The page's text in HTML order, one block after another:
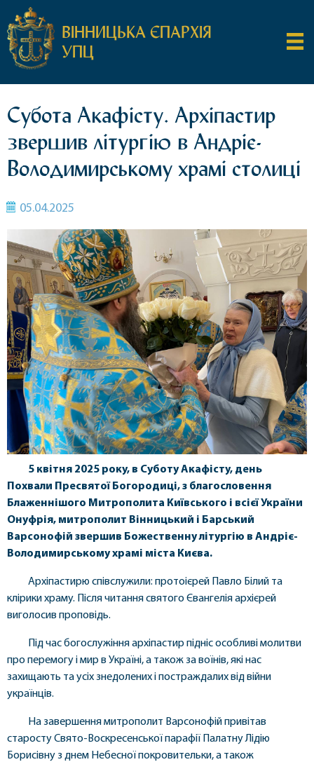
ВІННИЦЬКА ЄПАРХІЯ
УПЦ
Субота Акафісту. Архіпастир
звершив літургію в Андріє-
Володимирському храмі столиці
05.04.2025
5 квітня 2025 року, в Суботу Акафісту, день
Похвали Пресвятої Богородиці, з благословення
Блаженнішого Митрополита Київського і всієї України
Онуфрія, митрополит Вінницький і Барський
Варсонофій звершив Божественну літургію в Андріє-
Володимирському храмі міста Києва.
Архіпастирю співслужили: протоієрей Павло Білий та
клірики храму. Після читання святого Євангелія архієрей
виголосив проповідь.
Під час богослужіння архіпастир підніс особливі молитви
про перемогу і мир в Україні, а також за воїнів, які нас
захищають та усіх знедолених і постраждалих від війни
українців.
На завершення митрополит Варсонофій привітав
старосту Свято-Воскресенської парафії Палатну Лідію
Борисівну з днем Небесної покровительки, а також